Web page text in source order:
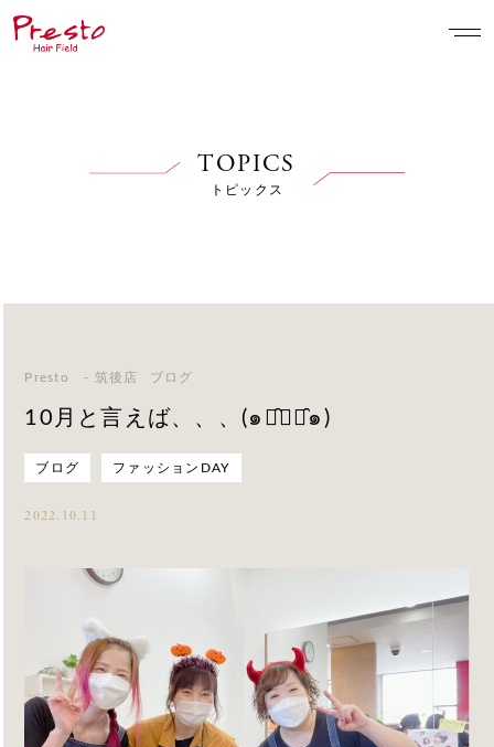
TOPICS
トピックス
Presto - 筑後店 ブログ
10月と言えば、、、(๑･̑◡･̑๑)
ブログ ファッションDAY
2022.10.11